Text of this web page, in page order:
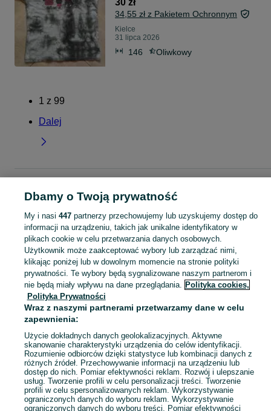
30 zł
34,55 zł z Pakietem Ochronnym
Kielce
31 lipca 2026
146 Oliwkowy
1 z 99
Dalej
T-shirty - Świętokrzyskie
T-shirty - Kielce
KATEGORIA
ubranko do chrztu dla chłopca , ubranka na roczek dla chłopca Zobacz
Mapa kategorii
Mapa miejscowości
Mapa ministron
Popularne wyszukiwania
Dbamy o Twoją prywatność
My i nasi 447partnerzy przechowujemy lub uzyskujemy dostęp do
informacji na urządzeniu, takich jak unikalne identyfikatory w
plikach cookie w celu przetwarzania danych osobowych.
Użytkownik może zaakceptować wybory lub zarządzać nimi,
klikając poniżej lub w dowolnym momencie na stronie polityki
prywatności. Te wybory będą sygnalizowane naszym partnerom i
nie będą miały wpływu na dane przeglądania. Polityka cookies,
Polityka Prywatności
Wraz z naszymi partnerami przetwarzamy dane w celu
zapewnienia:
Użycie dokładnych danych geolokalizacyjnych. Aktywne
skanowanie charakterystyki urządzenia do celów identyfikacji.
Rozumienie odbiorców dzięki statystyce lub kombinacji danych z
różnych źródeł. Przechowywanie informacji na urządzeniu lub
dostęp do nich. Pomiar efektywności reklam. Rozwój i ulepszanie
usług. Tworzenie profili w celu personalizacji treści. Tworzenie
profili w celu spersonalizowanych reklam. Wykorzystywanie
ograniczonych danych do wyboru reklam. Wykorzystywanie
ograniczonych danych do wyboru treści. Pomiar efektywności